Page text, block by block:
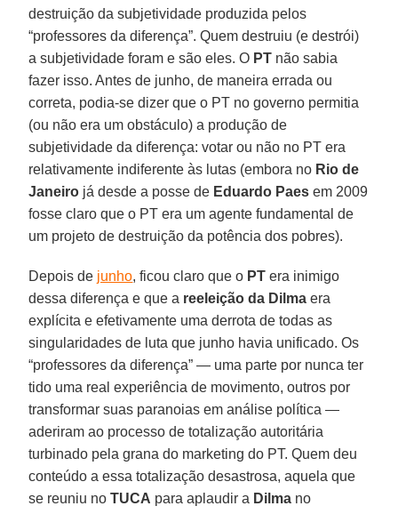
destruição da subjetividade produzida pelos
“professores da diferença”. Quem destruiu (e destrói)
a subjetividade foram e são eles. O PT não sabia
fazer isso. Antes de junho, de maneira errada ou
correta, podia-se dizer que o PT no governo permitia
(ou não era um obstáculo) a produção de
subjetividade da diferença: votar ou não no PT era
relativamente indiferente às lutas (embora no Rio de
Janeiro já desde a posse de Eduardo Paes em 2009
fosse claro que o PT era um agente fundamental de
um projeto de destruição da potência dos pobres).
Depois de junho, ficou claro que o PT era inimigo
dessa diferença e que a reeleição da Dilma era
explícita e efetivamente uma derrota de todas as
singularidades de luta que junho havia unificado. Os
“professores da diferença” — uma parte por nunca ter
tido uma real experiência de movimento, outros por
transformar suas paranoias em análise política —
aderiram ao processo de totalização autoritária
turbinado pela grana do marketing do PT. Quem deu
conteúdo a essa totalização desastrosa, aquela que
se reuniu noTUCA para aplaudir a Dilma no